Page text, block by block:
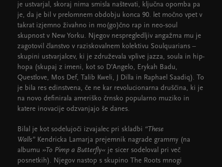
je ustvarjal, skoraj nima smisla naštevati, ključna opomba pa
je, da je bil v prelomnem obdobju konca 90. let močno vpet v
takrat izjemno živahno in mo(go)čno rap in neo-soul
skupnost v New Yorku. Njegov nespregledljiv angažma mu je
zagotovil članstvo v raziskovalnem kolektivu Soulquarians –
skupini ustvarjalcev, ki je združevala vplive jazza, soula in hip-
hopa (skupaj z imeni, kot so D’Angelo, Erykah Badu,
Questlove, Mos Def, Talib Kweli, J Dilla in Raphael Saadiq). To
je bila res edinstvena, če ne kar revolucionarna druščina, ki je
na novo definirala ameriško črnsko popularno muziko in
katere inovacije odzvanjajo še danes.
Bilal je kot sodelujoči izvajalec pri skladbi “These
Walls” Kendricka Lamarja prejemnik nagrade grammy (na
albumu »To Pimp a Butterfly« je sicer sodeloval pri več
posnetkih). Njegov nastop s skupino The Roots mnogi